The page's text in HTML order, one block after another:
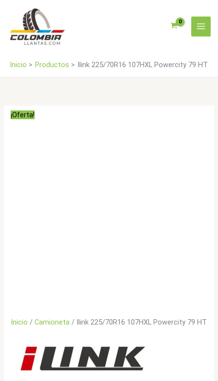
contenido
Inicio Productos Ilink 225/70R16 107HXL Powercity 79 HT
¡Oferta!
Inicio /Camioneta / Ilink 225/70R16 107HXL Powercity 79 HT
cantidad